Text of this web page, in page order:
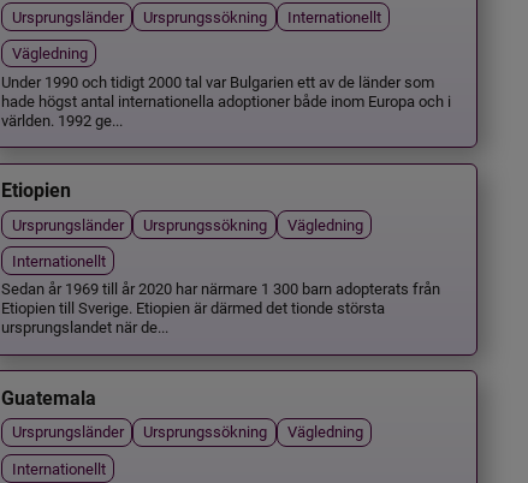
Ursprungsländer Ursprungssökning
Internationellt
Vägledning
Under 1990 och tidigt 2000 tal var Bulgarien ett av de länder som
hade högst antal internationella adoptioner både inom Europa och i
världen. 1992 ge...
Etiopien
Ursprungsländer Ursprungssökning
Vägledning
Internationellt
Sedan år 1969 till år 2020 har närmare 1 300 barn adopterats från
Etiopien till Sverige. Etiopien är därmed det tionde största
ursprungslandet när de...
Guatemala
Ursprungsländer Ursprungssökning
Vägledning
Internationellt